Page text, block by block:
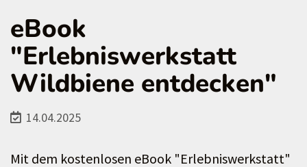
eBook
"Erlebniswerkstatt
Wildbiene entdecken"
14.04.2025
Mit dem kostenlosen eBook "Erlebniswerkstatt"